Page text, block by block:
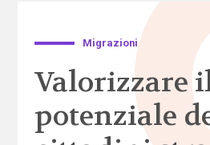
Migrazioni
Valorizzare
potenziale